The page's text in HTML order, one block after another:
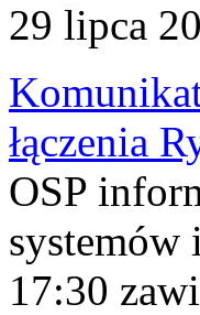
29 lipca
łączenia
OSP
17:30